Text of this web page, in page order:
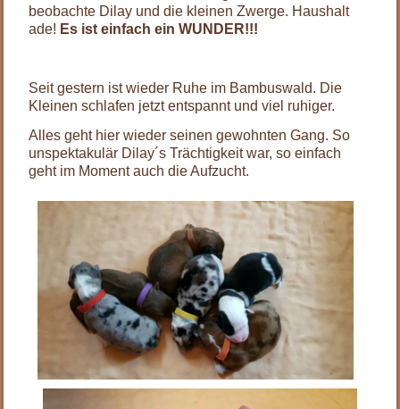
beobachte Dilay und die kleinen Zwerge. Haushalt
ade! Es ist einfach ein WUNDER!!!
Seit gestern ist wieder Ruhe im Bambuswald. Die
Kleinen schlafen jetzt entspannt und viel ruhiger.
Alles geht hier wieder seinen gewohnten Gang. So
unspektakulär Dilay´s Trächtigkeit war, so einfach
geht im Moment auch die Aufzucht.